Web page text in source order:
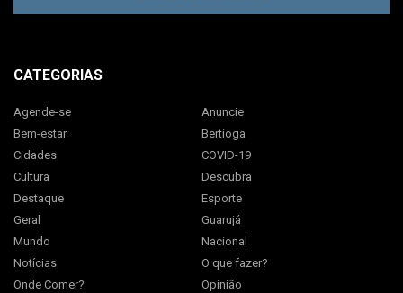
CATEGORIAS
Agende-se
Anuncie
Bem-estar
Bertioga
Cidades
COVID-19
Cultura
Descubra
Destaque
Esporte
Geral
Guarujá
Mundo
Nacional
Notícias
O que fazer?
Onde Comer?
Opinião